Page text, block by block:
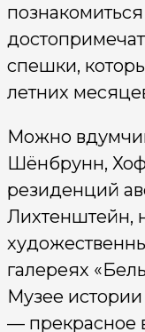
спешки,
летних
Можно
Шёнбрунн,
резиденций
Лихтенштейн,
галереях
Музее истории
— прекрасное